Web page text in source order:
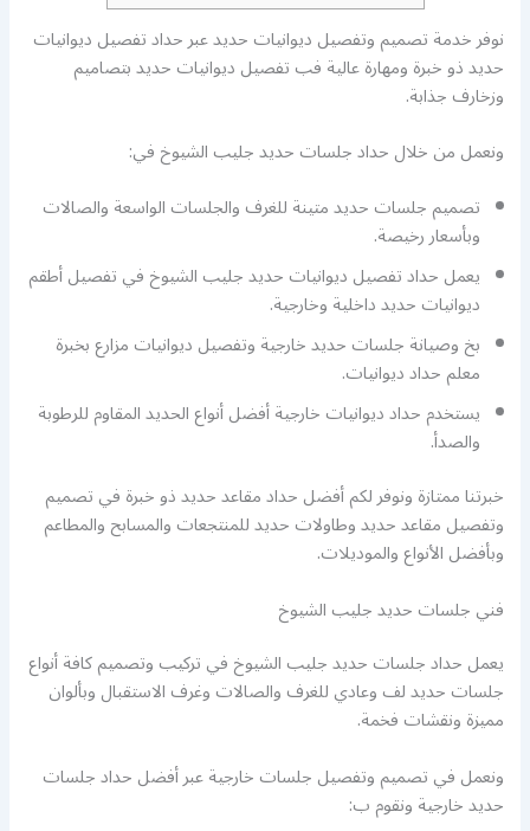
نوفر خدمة تصميم وتفصيل ديوانيات حديد عبر حداد تفصيل ديوانيات
حديد ذو خبرة ومهارة عالية فب تفصيل ديوانيات حديد بتصاميم
وزخارف جذابة.
ونعمل من خلال حداد جلسات حديد جليب الشيوخ في:
تصميم جلسات حديد متينة للغرف والجلسات الواسعة والصالات
وبأسعار رخيصة.
يعمل حداد تفصيل ديوانيات حديد جليب الشيوخ في تفصيل أطقم
ديوانيات حديد داخلية وخارجية.
بخ وصيانة جلسات حديد خارجية وتفصيل ديوانيات مزارع بخبرة
معلم حداد ديوانيات.
يستخدم حداد ديوانيات خارجية أفضل أنواع الحديد المقاوم للرطوبة
والصدأ.
خبرتنا ممتازة ونوفر لكم أفضل حداد مقاعد حديد ذو خبرة في تصميم
وتفصيل مقاعد حديد وطاولات حديد للمنتجعات والمسابح والمطاعم
وبأفضل الأنواع والموديلات.
فني جلسات حديد جليب الشيوخ
يعمل حداد جلسات حديد جليب الشيوخ في تركيب وتصميم كافة أنواع
جلسات حديد لف وعادي للغرف والصالات وغرف الاستقبال وبألوان
مميزة ونقشات فخمة.
ونعمل في تصميم وتفصيل جلسات خارجية عبر أفضل حداد جلسات
حديد خارجية ونقوم ب: